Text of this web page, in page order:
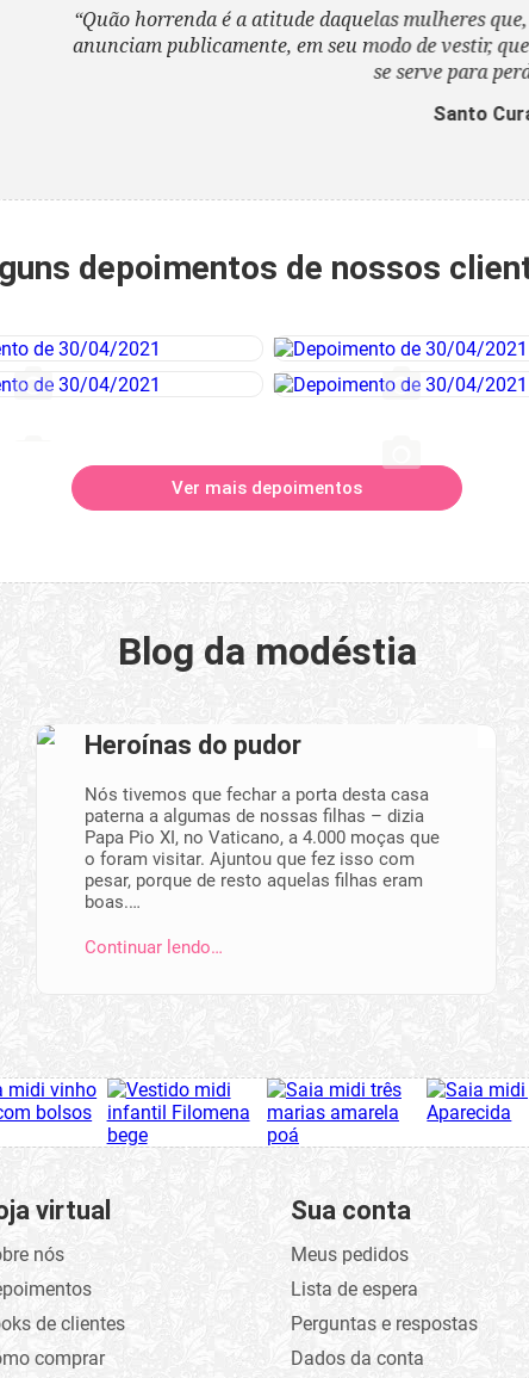
a atitude daquelas mulheres que, sem nenhum pudor, se
em seu modo de vestir, que 'que são infames
se serve para perder as almas'.”
depoimentos de nossos
Ver mais depoimentos
Blog da modéstia
Heroínas do pudor
Nós tivemos que fechar a porta desta casa
paterna a algumas de nossas filhas – dizia
Papa Pio XI, no Vaticano, a 4.000 moças que
o foram visitar. Ajuntou que fez isso com
pesar, porque de resto aquelas filhas eram
boas.…
Continuar lendo…
virtual
nós
de clientes
comprar
Sua conta
Meus pedidos
Lista de espera
Perguntas e respostas
Dados da conta